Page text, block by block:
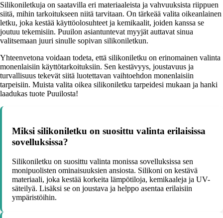
Silikoniletkuja on saatavilla eri materiaaleista ja vahvuuksista riippuen
siitä, mihin tarkoitukseen niitä tarvitaan. On tärkeää valita oikeanlainen
letku, joka kestää käyttöolosuhteet ja kemikaalit, joiden kanssa se
joutuu tekemisiin. Puuilon asiantuntevat myyjät auttavat sinua
valitsemaan juuri sinulle sopivan silikoniletkun.
Yhteenvetona voidaan todeta, että silikoniletku on erinomainen valinta
monenlaisiin käyttötarkoituksiin. Sen kestävyys, joustavuus ja
turvallisuus tekevät siitä luotettavan vaihtoehdon monenlaisiin
tarpeisiin. Muista valita oikea silikoniletku tarpeidesi mukaan ja hanki
laadukas tuote Puuilosta!
Miksi silikoniletku on suosittu valinta erilaisissa
sovelluksissa?
Silikoniletku on suosittu valinta monissa sovelluksissa sen
monipuolisten ominaisuuksien ansiosta. Silikoni on kestävä
materiaali, joka kestää korkeita lämpötiloja, kemikaaleja ja UV-
säteilyä. Lisäksi se on joustava ja helppo asentaa erilaisiin
ympäristöihin.